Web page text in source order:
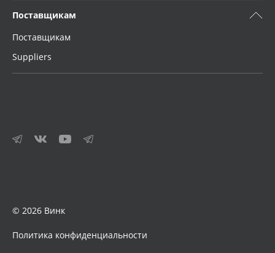
Поставщикам
Поставщикам
Suppliers
© 2026 Винк
Политика конфиденциальности